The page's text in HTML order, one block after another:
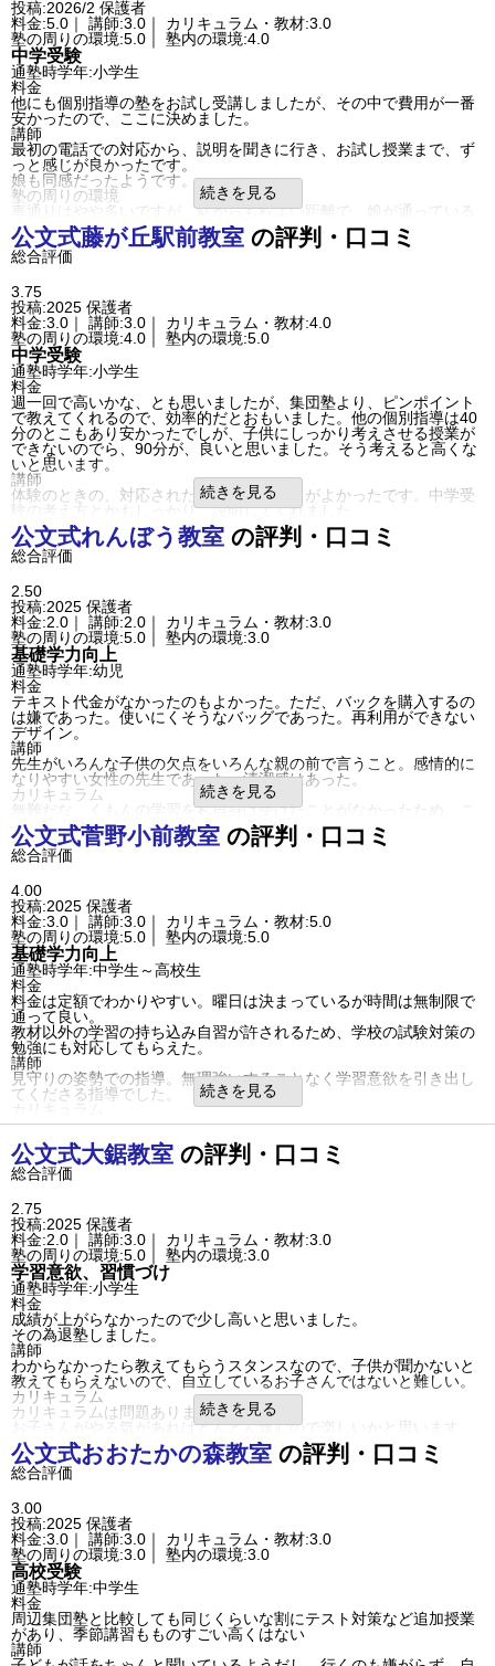
成績/偏差値推移
入塾時: 上位 → 入塾後: 平均
塾の雰囲気
自由 平均 厳しい
口コミ投稿者ID:2699416
不適切な口コミを報告する
上坂部教室の教室情報を見る
いといけません。
近くの小学校から下校時そのまま通うようなスタイルのため、その
学校に合わせてやっているようです。
塾内の環境
ごちゃごちゃしているのと、補佐する先生が少なすぎる。特に幼児
の先生は1人なので、他の教室と比べ、プリントやってあとは放置
（お絵かきとか自由にさせてる）
他の教室では、パズルや知育おもちゃで遊ばせてくれるので、こち
らの幼児さん見て驚きました。
入塾理由
こちらの先生は日によって態度が変わるので、少しでも要望（宿題
の増減をお願いなど）を伝えると、子どもにも声かけしなくなる事
案が多く、ご機嫌取りにとても気を使いました。
常にピリピリしていてイラついていて、それを全面に出す方です。
逆にご機嫌な時は、ものすごく話しかけてきて、送迎がとても顔色
伺うのがストレスでした。
一方で、先生ご自身の子供たちにはとても手厚い印象です。
全体的にせかせかしていて落ち着きがなく、説明も先生の中で完結
してしまうことが多く、保護者や子どもにとって分かりづらい場面
がありました。
良いところや要望
宿題も日によってバラツキがあり、足りない事もあれば一教科のみ
多い日もあり、調整に困りました。
こちらから希望を伝えた際の対応にも不安を感じる事もあり、毎回
足りない時に伝えるのもしんどくなり、ストレスがすごかったで
す。
先生はアンガーマネジメントなど行ったほうがいいと思います。
総合評価
良いところは、機嫌がいいときはマンツーマンで教えてくれるとこ
ろです。ただ、先生がずっといるわけではないので、先生を探して
聞くのが難しいので不安だったと子どもが言っていました。
通っていた学校
公立小学校
進学できた学校
公立小学校
通塾の目的
1日あたりの授業時
間
1～2時間
成績/偏差値変化
STAY
成績/偏差値推移
塾の雰囲気
自由 平均 厳しい
口コミ投稿者ID:2699367
不適切な口コミを報告する
吉羽二丁目教室の教室情報を見る
投稿:2026/2 保護者
料金:5.0｜ 講師:3.0｜ カリキュラム・教材:3.0
塾の周りの環境:5.0｜ 塾内の環境:4.0
中学受験
通塾時学年:小学生
料金
他にも個別指導の塾をお試し受講しましたが、その中で費用が一番
安かったので、ここに決めました。
講師
最初の電話での対応から、説明を聞きに行き、お試し授業まで、ず
っと感じが良かったです。
娘も同感だったようです。
塾の周りの環境
車通りはやや多いですが、駅からも程よい距離で、娘が通っている
ダンススクールからも近いので、ここに決めました。
塾内の環境
教室は住宅地にあり、騒音は少ない場所だと思います。教室内にい
入塾理由
費用が安いのと、他の習い事との兼ね合いで、アクセスがよかった
ので。
良いところや要望
個別指導の特色を活かして、本人に合わせて、着実に力をつけさせ
てもらいたいです。
総合評価
まだこれから通うところなので、なんともいえませんが、ここまで
で３回お伺いして、いやな感じがしなかったので。
利用内容
通っていた学校
公立小学校
進学できた学校
公立小学校
通塾の目的
中学受験
通塾頻度
週2日
1日あたりの授業時間 1～2時間
成績/偏差値推移
入塾時:平均→入塾後:
平均
塾の雰囲気
口コミ投稿者ID:2699058
不適切な口コミを報告する
ガーデンハイツ教室の教室情報を見る
続きを見る
公文式藤が丘駅前教室 の評判・口コミ
総合評価
3.75
投稿:2025 保護者
料金:3.0｜ 講師:3.0｜ カリキュラム・教材:4.0
塾の周りの環境:4.0｜ 塾内の環境:5.0
中学受験
通塾時学年:小学生
料金
週一回で高いかな、とも思いましたが、集団塾より、ピンポイント
で教えてくれるので、効率的だとおもいました。他の個別指導は40
分のとこもあり安かったでしが、子供にしっかり考えさせる授業が
できないのでら、90分が、良いと思いました。そう考えると高くな
いと思います。
講師
体験のときの、対応された方が非常に感じがよかったです。中学受
験の考え方とかもしっかり、説明してくれました。
カリキュラム
個別で宿題を出してくれるとの話なので、ありがたいです。
塾の周りの環境
います。自転車置き場が少ないと感じました。隣のビルがこれから
建築なので、建築音は心配です。
塾内の環境
地下鉄の音がします。駅近なので、仕方ないと思います。参考書は
とても綺麗に並べられていました。量は少なく感じました。
入塾理由
雰囲気がよかったのと、体験のときに、こどもが、ここに通いたい
と、前向きに話してくれたから。
良いところや要望
丁寧な説明があり、よかったです。塾ナビに、登録して真っ先に連
絡いただきました。説明会のときも、ガツガツ営業されなくて、安
心できました。
総合評価
子供が、ここに通いたいといったことが、なによりです。集団での
体験は、あわなかったみたいです。質問のしやすさや、先生との距
利用内容
通っていた学校
公立小学校
進学できた学校
通塾頻度
1日あたりの授業時
間
1～2時間
成績/偏差値変化
STAY
成績/偏差値推移
入塾時:
上
塾の雰囲気
自由 平均 厳しい
口コミ投稿者ID:2696221
不適切な口コミを報告する
藤が丘駅前教室の教室情報を見る
続きを見る
公文式れんぼう教室 の評判・口コミ
総合評価
2.50
投稿:2025 保護者
料金:2.0｜ 講師:2.0｜ カリキュラム・教材:3.0
塾の周りの環境:5.0｜ 塾内の環境:3.0
基礎学力向上
通塾時学年:幼児
料金
テキスト代金がなかったのもよかった。ただ、バックを購入するの
は嫌であった。使いにくそうなバッグであった。再利用ができない
デザイン。
講師
先生がいろんな子供の欠点をいろんな親の前で言うこと。感情的に
なりやすい女性の先生であった。清潔感はあった。
カリキュラム
無難だな、くもんの学習を私自身は受けたことがなかったため、こ
どもが受講しているのを見て勉強になった。しかし、一方では子供
の理解を先生は見ていなかったと思っている。
塾の周りの環境
こどもにはごほうびがあげることができた。
コンビニに車を一時的に停められれて助かった
明るいため防犯の懸念が少なかった
塾内の環境
トイレが汚かった
流れない
冬は寒くてこどもが行くの嫌がっていた
入塾理由
近所だから。同世代の子がいたから。くもんは有名だから。CMでよ
く見ていたから。
宿題
無難である、量は帰宅後難なく取り組める量であった
難易度は足し算で難しくはなかった。
家庭でのサポート
一緒に机で解き方を確認しまるをつけた。
良さはあまり感じなかった、ただ鉛筆が基本で、何度もおなじこと
を繰り返すのはよいことないしだとは思っていた。
総合評価
口がそれなので子供は当初やる気だったが、圧ある先生のため興味
を示さなくなった
利用内容
通っていた学校
公立小学校
進学できた学校
公立小学校
通塾の目的
目的の達成度
通塾頻度
週1日
1日あたりの授業時
成績/偏差値変化
STAY
成績/偏差値推移
入塾時:平均よりやや下→入塾後:平均よりやや
塾の雰囲気
口コミ投稿者ID:2693302
不適切な口コミを報告する
れんぼう教室の教室情報を見る
続きを見る
公文式菅野小前教室 の評判・口コミ
総合評価
4.00
投稿:2025 保護者
料金:3.0｜ 講師:3.0｜ カリキュラム・教材:5.0
塾の周りの環境:5.0｜ 塾内の環境:5.0
基礎学力向上
通塾時学年:中学生～高校生
料金
料金は定額でわかりやすい。曜日は決まっているが時間は無制限で
通って良い。
教材以外の学習の持ち込み自習が許されるため、学校の試験対策の
勉強にも対応してもらえた。
講師
見守りの姿勢での指導。無理強いすることなく学習意欲を引き出し
てくださる指導でした。
カリキュラム
理解度に合わせ繰り返しの学習ができる。基礎力の定着を重視する
ので、今後の力になる。
塾の周りの環境
地元公立小学校に近いので小学生が通いやすい。車や人通りに面し
ているので、夜も不安はない。自転車も可能。強いて言えば歩道が
狭い。
塾内の環境
私語は少ない。静かに学習する。英語の発音練習をする子もいる。
入塾理由
基礎教科の基礎学力の定着と向上、自ら学習する力、学年を越えた
学びの機会、
を得るため
定期テスト
特に指導はない。自習室的役割。持ち込み自習での学習ができた。
良いところや要望
要望は特にありません。歴史が長く、定評はあるので信頼できるし
安心感もあります。
総合評価
この先も時代の変化で学習内容も変わっても、存続していくべき
塾。
通っていた学校
公立中学校
進学できた学校
国立高校（中堅/上位校）
通塾の目的
1日あたりの授業時間
成績/偏差値変化
UP
成績/偏差値推移
入塾時:平均→入塾後:
塾の雰囲気
自由 平均
厳しい
口コミ投稿者ID:2650648
不適切な口コミを報告する
菅野小前教室の教室情報を見る
続きを見る
公文式大鋸教室 の評判・口コミ
総合評価
2.75
投稿:2025 保護者
料金:2.0｜ 講師:3.0｜ カリキュラム・教材:3.0
塾の周りの環境:5.0｜ 塾内の環境:3.0
学習意欲、習慣づけ
通塾時学年:小学生
料金
成績が上がらなかったので少し高いと思いました。
その為退塾しました。
講師
わからなかったら教えてもらうスタンスなので、子供が聞かないと
教えてもらえないので、自立しているお子さんではないと難しい。
カリキュラム
カリキュラムは問題ありませんでした。
お子さんがやる気があればどんどん進むので楽しいかと思います。
うちの子供には合わなかったんだと思います。
塾の周りの環境
自宅の目の前が塾だったのと、塾の先生が送迎してくれるので遅く
車も通らない通りだった為環境については何も問題ありませんでし
た。
塾内の環境
正座で授業だったのでよくなかった。
たまに娘が怖いと帰宅することがありました。
入塾理由
近所だったのと自宅まで送迎付きだったのでこちらのくもんに通い
ました。
また長女のこちらのくもんに通っていたので、便利だったので入塾
を決めました。
良いところや要望
続きを見る
公文式おおたかの森教室 の評判・口コミ
総合評価
3.00
投稿:2025 保護者
料金:3.0｜ 講師:3.0｜ カリキュラム・教材:3.0
塾の周りの環境:3.0｜ 塾内の環境:3.0
高校受験
通塾時学年:中学生
料金
周辺集団塾と比較しても同じくらいな割にテスト対策など追加授業
があり、季節講習もものすごい高くはない
講師